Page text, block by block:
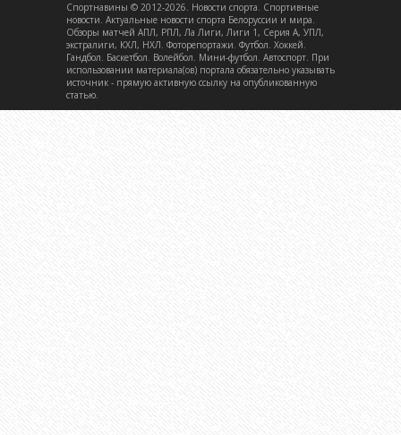
Спортнавины © 2012-2026. Новости спорта. Спортивные
новости. Актуальные новости спорта Белоруссии и мира.
Обзоры матчей АПЛ, РПЛ, Ла Лиги, Лиги 1, Серия А, УПЛ,
экстралиги, КХЛ, НХЛ. Фоторепортажи. Футбол. Хоккей.
Гандбол. Баскетбол. Волейбол. Мини-футбол. Автоспорт. При
использовании материала(ов) портала обязательно указывать
источник - прямую активную ссылку на опубликованную
статью.